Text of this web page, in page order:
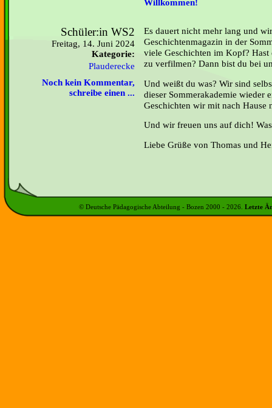
Willkommen!
Schüler:in WS2
Freitag, 14. Juni 2024
Kategorie:
Plauderecke
Noch kein Kommentar,
schreibe einen ...
Es dauert nicht mehr lang und
Geschichtenmagazin in der
viele Geschichten im Kopf?
zu verfilmen? Dann bist du bei
Und weißt du was? Wir sind
dieser Sommerakademie wieder
Geschichten wir mit nach Hause
Und wir freuen uns auf dich!
Liebe Grüße von Thomas und
© Deutsche Pädagogische Abteilung - Bozen 2000 - 2026 Letzte